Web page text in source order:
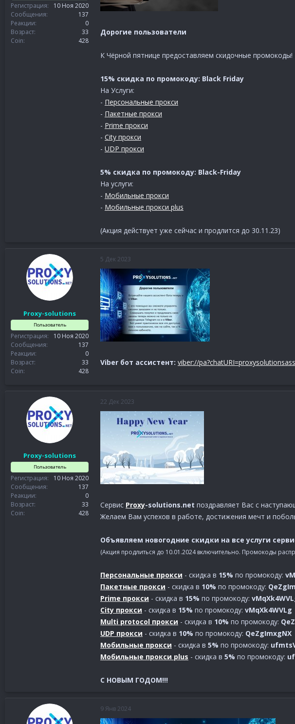
Регистрация
10 Ноя 2020
Сообщения
137
Реакции
0
Возраст
33
Coin
428
Дорогие пользователи
К Чёрной пятнице предоставляем скидочные
15% скидка по промокоду: Black Friday
На Услуги:
- Персональные прокси
- Пакетные прокси
- Prime прокси
- City прокси
- UDP прокси
5% скидка по промокоду: Black-Friday
На услуги:
- Мобильные прокси
- Мобильные прокси plus
(Акция действует уже сейчас и продлится до 30.11.23)
Proxy-solutions
Пользователь
Регистрация
10 Ноя 2020
Сообщения
137
Реакции
0
Возраст
33
Coin
428
5 Дек 2023
Viber бот ассистент: viber://
Proxy-solutions
Пользователь
Регистрация
10 Ноя 2020
Сообщения
137
Реакции
0
Возраст
33
Coin
428
22 Дек 2023
Сервис Proxy-solutions.net поздравляет Вас с
Желаем Вам успехов в работе, достижения мечт и
Объявляем новогодние скидки на все услуги
(Акция продлиться до 10.01.2024 включительно. Промокоды
Персональные прокси - скидка в 15% по промокоду:
Пакетные прокси - скидка в 10% по промокоду:
Prime прокси - скидка в 15% по промокоду:
City прокси - скидка в 15% по промокоду: vMqXk4WVLg
Multi protocol прокси - скидка в 10% по промокоду:
UDP прокси - скидка в 10% по промокоду: QeZgImxgNX
Мобильные прокси - скидка в 5% по промокоду:
Мобильные прокси plus - скидка в 5% по промокоду:
С НОВЫМ ГОДОМ!!!
9 Янв 2024